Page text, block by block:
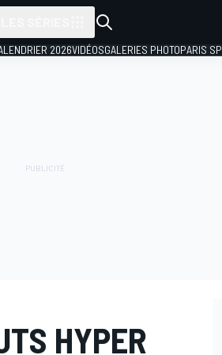
2026VIDÉOSGALERIES PHOTOPARIS
HYPER